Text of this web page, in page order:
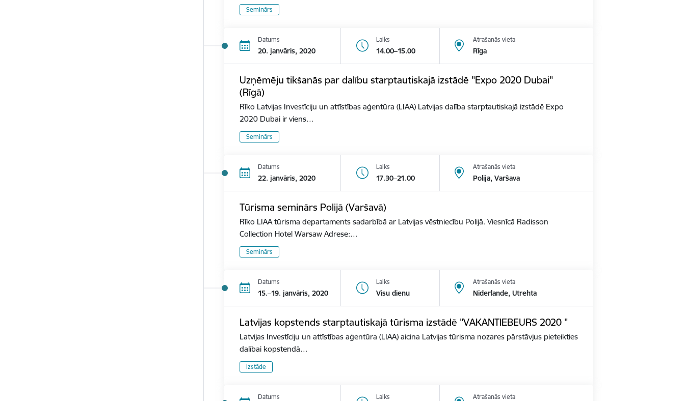
Seminārs
Datums
20. janvāris, 2020
Laiks
14.00–15.00
Atrašanās vieta
Rīga
Uzņēmēju tikšanās par dalību starptautiskajā izstādē "Expo 2020 Dubai"
(Rīgā)
Rīko Latvijas Investīciju un attīstības aģentūra (LIAA) Latvijas dalība starptautiskajā izstādē Expo
2020 Dubai ir viens…
Seminārs
Datums
22. janvāris, 2020
Laiks
17.30–21.00
Atrašanās vieta
Polija, Varšava
Tūrisma seminārs Polijā (Varšavā)
Rīko LIAA tūrisma departaments sadarbībā ar Latvijas vēstniecību Polijā. Viesnīcā Radisson
Collection Hotel Warsaw Adrese:…
Seminārs
Datums
15.–19. janvāris, 2020
Laiks
Visu dienu
Atrašanās vieta
Nīderlande, Utrehta
Latvijas kopstends starptautiskajā tūrisma izstādē "VAKANTIEBEURS 2020 "
Latvijas Investīciju un attīstības aģentūra (LIAA) aicina Latvijas tūrisma nozares pārstāvjus pieteikties
dalībai kopstendā…
Izstāde
Datums Laiks Atrašanās vieta